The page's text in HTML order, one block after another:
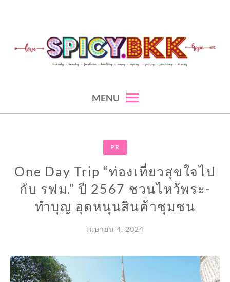
content
MENU
PR
One Day Trip “ท่องเที่ยวสุขใจไป
กับ รฟม.” ปี 2567 ชวนไหว้พระ-
ทำบุญ อุดหนุนสินค้าชุมชน
เมษายน 4, 2024